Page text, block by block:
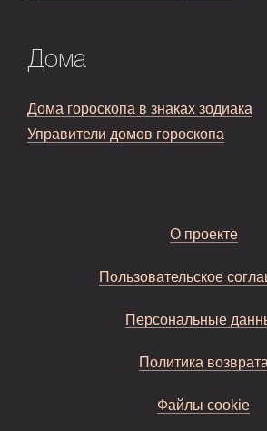
Дома
Дома гороскопа в знаках зодиака
Управители домов гороскопа
О проекте
Пользовательское
Персональные
Политика возврата
Файлы cookie